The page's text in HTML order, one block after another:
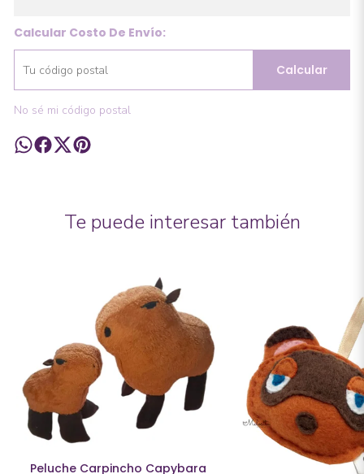
Calcular Costo De Envío:
Calcular
No sé mi código postal
Te puede interesar también
Peluche Carpincho Capybara